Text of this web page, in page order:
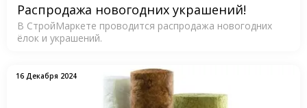
Распродажа новогодних украшений!
В СтройМаркете проводится распродажа новогодних
ёлок и украшений.
16 Декабря 2024